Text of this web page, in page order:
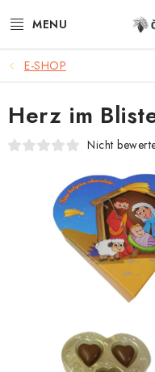
Inhalt
E-SHOP
WERBEARTIKEL
INFORMACE
AKTUALITY
EXKURZE
E-SHOP
Herz im
Nicht